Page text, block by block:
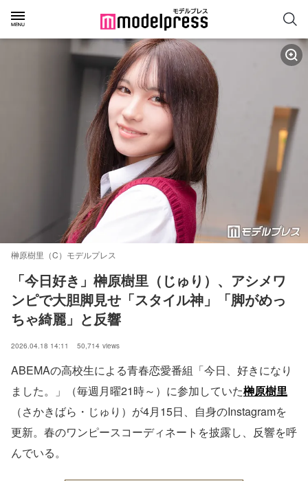
榊原樹里（C）モデルプレス
「今日好き」榊原樹里（じゅり）、アシメワ
ンピで大胆脚見せ「スタイル神」「脚がめっ
ちゃ綺麗」と反響
2026.04.18 14:11 50,714 views
ABEMAの高校生による青春恋愛番組「今日、好きになり
ました。」（毎週月曜21時～）に参加していた榊原樹里
（さかきばら・じゅり）が4月15日、自身のInstagramを
更新。春のワンピースコーディネートを披露し、反響を呼
んでいる。